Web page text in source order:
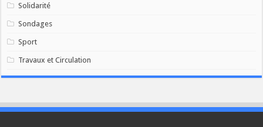
Solidarité
Sondages
Sport
Travaux et Circulation